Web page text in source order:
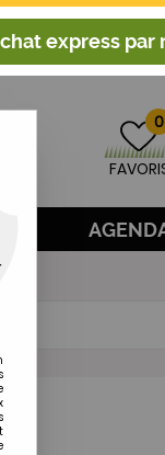
express par
0